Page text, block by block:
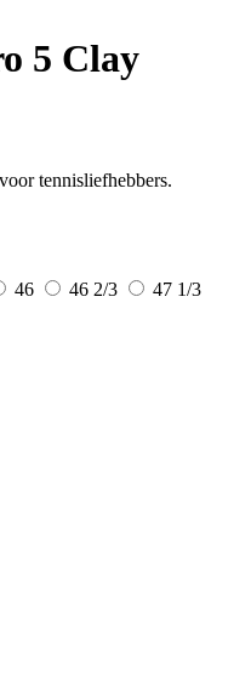
5 Clay
tennisliefhebbers.
46 46 2/3
47 1/3